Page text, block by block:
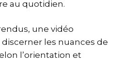
au quotidien.
une vidéo
les nuances de
l’orientation et